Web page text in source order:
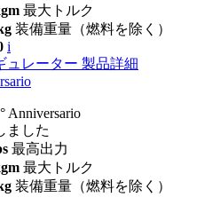
最大トルク
装備重量（燃料を除く）
i
ュレーター 製品詳細
Anniversario
ました
最高出力
最大トルク
装備重量（燃料を除く）